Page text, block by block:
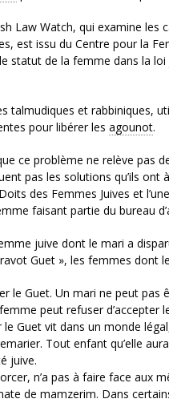
Law Watch, qui examine les
est issu du Centre pour la
statut de la femme dans la
talmudiques et rabbiniques,
pour libérer les agounot.
ce problème ne relève pas
pas les solutions qu’ils
des Femmes Juives et
faisant partie du bureau
juive dont le mari a
Guet », les femmes dont
le Guet. Un mari ne peut
peut refuser d’accepter
Guet vit dans un monde
Tout enfant qu’elle
juive.
n’a pas à faire face aux
de mamzerim. Dans